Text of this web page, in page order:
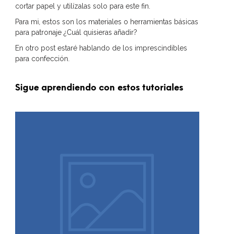
cortar papel y utilízalas solo para este fin.
Para mi, estos son los materiales o herramientas básicas
para patronaje ¿Cuál quisieras añadir?
En otro post estaré hablando de los imprescindibles
para confección.
Sigue aprendiendo con estos tutoriales